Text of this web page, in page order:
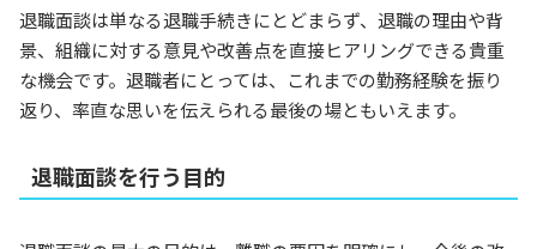
退職面談は単なる退職手続きにとどまらず、退職の理由や背
景、組織に対する意見や改善点を直接ヒアリングできる貴重
な機会です。退職者にとっては、これまでの勤務経験を振り
返り、率直な思いを伝えられる最後の場ともいえます。
退職面談を行う目的